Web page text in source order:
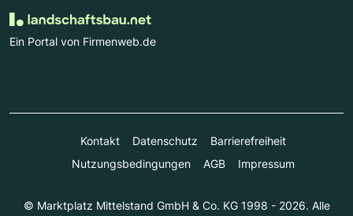
Ein Portal von Firmenweb.de
Kontakt Datenschutz
Barrierefreiheit
Nutzungsbedingungen
AGB Impressum
© Marktplatz Mittelstand GmbH & Co. KG 1998 - 2026. Alle